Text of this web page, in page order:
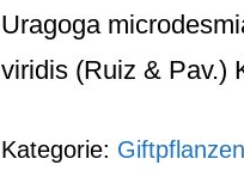
Uragoga
viridis (Ruiz & Pav.)
Kategorie: Giftpflanzen